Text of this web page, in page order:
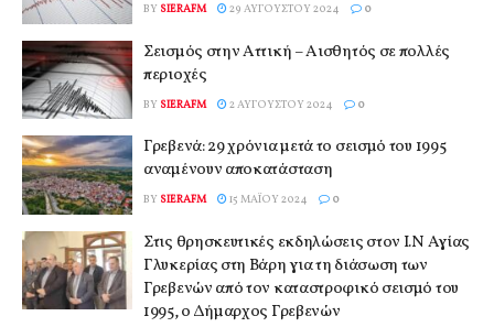
BY SIERAFM 29 ΑΥΓΟΎΣΤΟΥ 2024 0
Σεισμός στην Αττική – Αισθητός σε πολλές
περιοχές
BY SIERAFM 2 ΑΥΓΟΎΣΤΟΥ 2024 0
Γρεβενά: 29 χρόνια μετά το σεισμό του 1995
αναμένουν αποκατάσταση
BY SIERAFM 15 ΜΑΪ́ΟΥ 2024 0
Στις θρησκευτικές εκδηλώσεις στον Ι.Ν Αγίας
Γλυκερίας στη Βάρη για τη διάσωση των
Γρεβενών από τον καταστροφικό σεισμό του
1995, ο Δήμαρχος Γρεβενών